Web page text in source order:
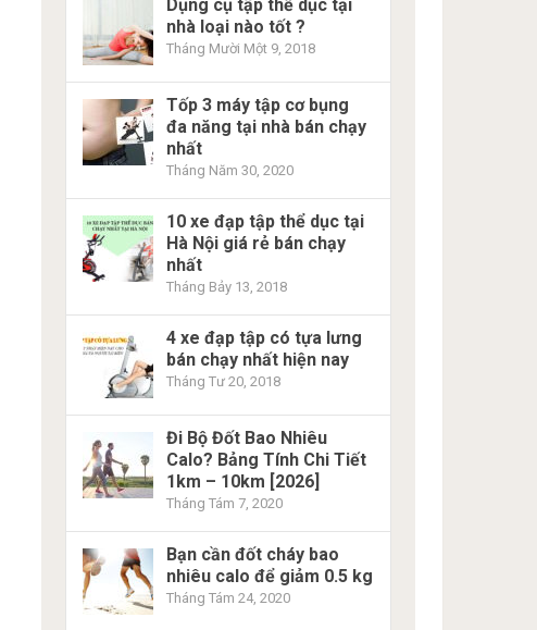
Dụng cụ tập thể dục tại
nhà loại nào tốt ?
Tháng Mười Một 9, 2018
Tốp 3 máy tập cơ bụng
đa năng tại nhà bán chạy
nhất
Tháng Năm 30, 2020
10 xe đạp tập thể dục tại
Hà Nội giá rẻ bán chạy
nhất
Tháng Bảy 13, 2018
4 xe đạp tập có tựa lưng
bán chạy nhất hiện nay
Tháng Tư 20, 2018
Đi Bộ Đốt Bao Nhiêu
Calo? Bảng Tính Chi Tiết
1km – 10km [2026]
Tháng Tám 7, 2020
Bạn cần đốt cháy bao
nhiêu calo để giảm 0.5 kg
Tháng Tám 24, 2020